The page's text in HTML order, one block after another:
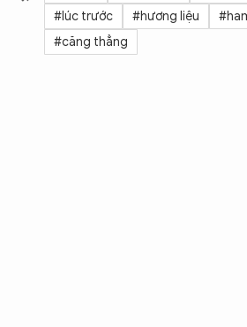
#lúc trước #hương liệu
#căng thẳng